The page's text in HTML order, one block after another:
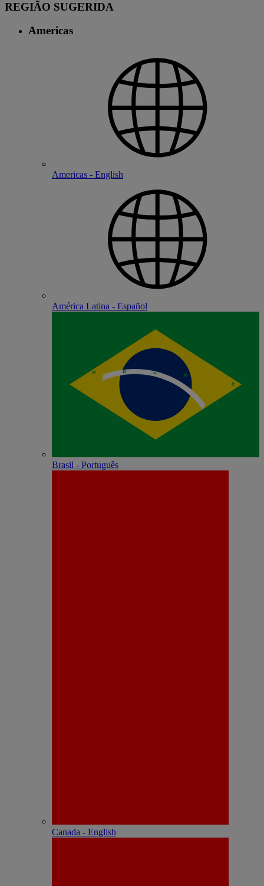
REGIÃO SUGERIDA
Americas
Americas - English
América Latina - Español
Brasil - Português
Canada - English